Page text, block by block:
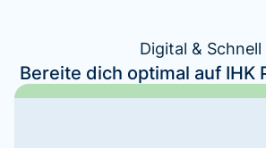
Digital & Schnell
Bereite dich optimal auf IHK